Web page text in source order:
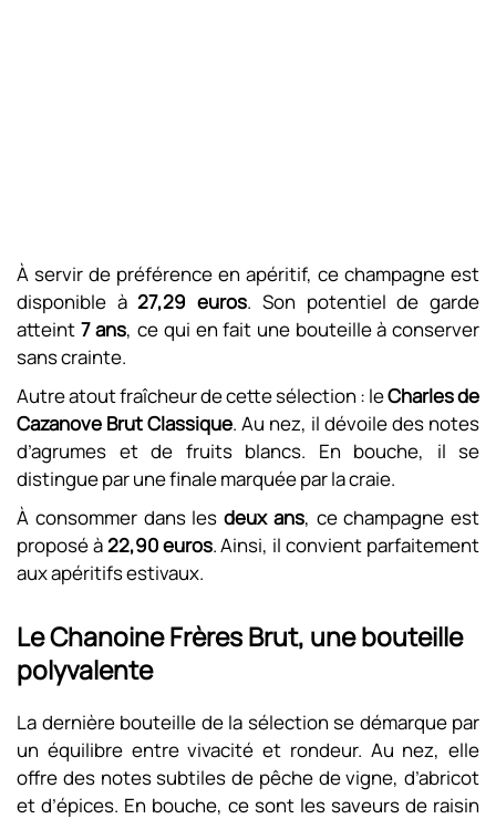
À servir de préférence en apéritif, ce champagne est
disponible à27,29 euros. Son potentiel de garde
atteint 7 ans, ce qui en fait une bouteille à conserver
sans crainte.
Autre atout fraîcheur de cette sélection : leCharles de
Cazanove Brut Classique. Au nez, il dévoile des notes
d’agrumes et de fruits blancs. En bouche, il se
distingue par une finale marquée par la craie.
À consommer dans les deux ans, ce champagne est
proposé à22,90 euros. Ainsi, il convient parfaitement
aux apéritifs estivaux.
Le Chanoine Frères Brut, une bouteille
polyvalente
La dernière bouteille de la sélection se démarque par
un équilibre entre vivacité et rondeur. Au nez, elle
offre des notes subtiles de pêche de vigne, d’abricot
et d’épices. En bouche, ce sont les saveurs de raisin